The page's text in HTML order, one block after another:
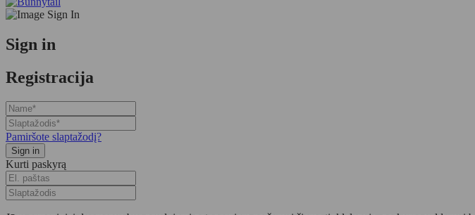
Sign in
Registracija
Pamiršote slaptažodį?
Kurti paskyrą